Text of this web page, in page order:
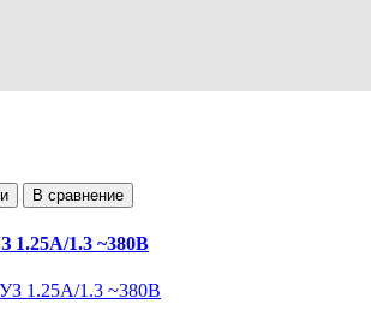
В сравнение
1.25А/1.3 ~380В